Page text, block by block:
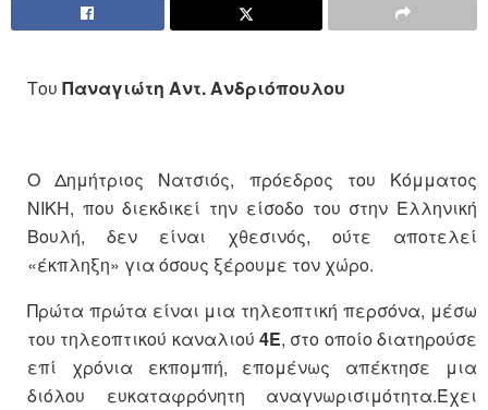
Του Παναγιώτη Αντ. Ανδριόπουλου
Ο Δημήτριος Νατσιός, πρόεδρος του Κόμματος
ΝΙΚΗ, που διεκδικεί την είσοδο του στην Ελληνική
Βουλή, δεν είναι χθεσινός, ούτε αποτελεί
«έκπληξη» για όσους ξέρουμε τον χώρο.
Πρώτα πρώτα είναι μια τηλεοπτική περσόνα, μέσω
του τηλεοπτικού καναλιού 4Ε, στο οποίο διατηρούσε
επί χρόνια εκπομπή, επομένως απέκτησε μια
διόλου ευκαταφρόνητη αναγνωρισιμότητα.Έχει